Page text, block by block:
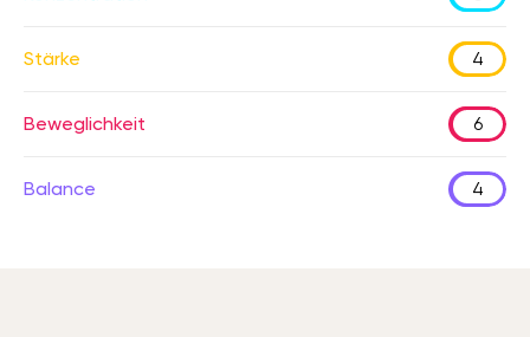
Stärke 4
Beweglichkeit 6
Balance 4